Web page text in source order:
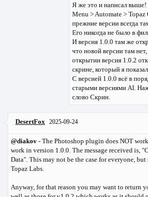
Я же это и написал
Menu > Automate >
прежние версии всегда
Его никогда не было в
И версия 1.0.0 там же
что новой версии там
открытии версия 1.0.2
скрине, который я
С версией 1.0.0 всё в
старыми версиями AI.
слово Скрин.
DesertFox 2025-09-24
@diakov - The Photoshop plugin does NOT
work in version 1.0.0. The message received is,
Data". This may not be the case for everyone,
Topaz Labs.
Anyway, for that reason you may want to return